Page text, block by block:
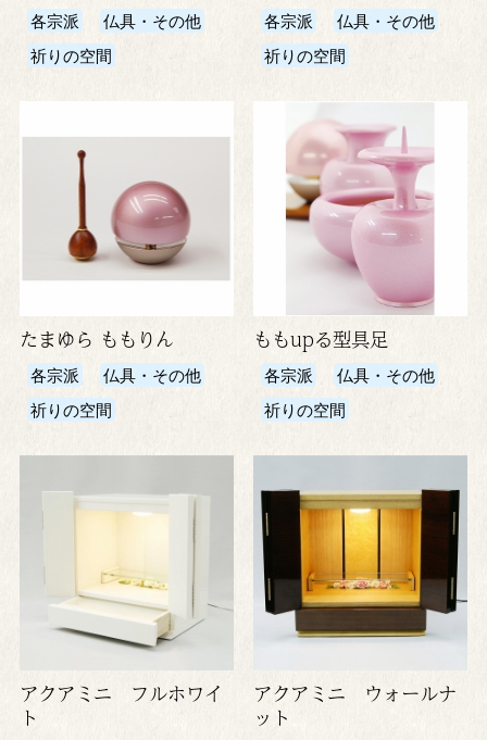
各宗派
仏具・その他
祈りの空間
各宗派
仏具・その他
祈りの空間
たまゆら ももりん
各宗派
仏具・その他
祈りの空間
ももupる型具足
各宗派
仏具・その他
祈りの空間
アクアミニ フルホワイ
ト
アクアミニ ウォールナ
ット